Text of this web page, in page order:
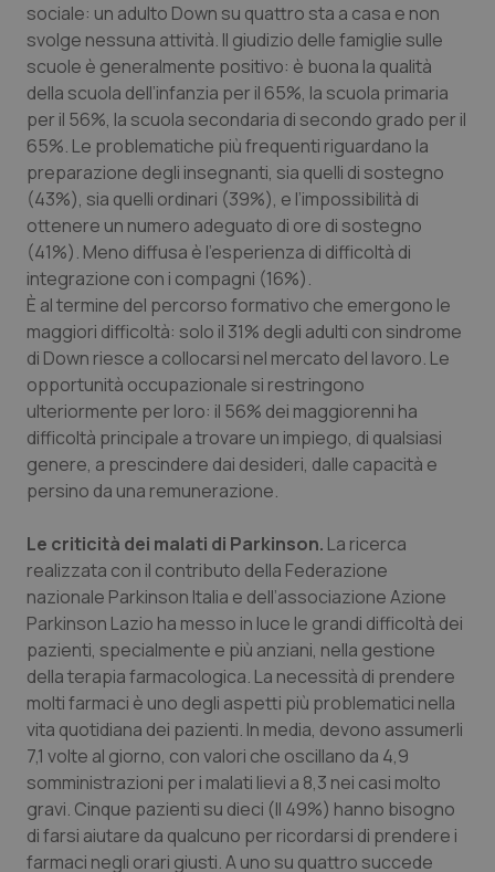
Tiroide
Tumore al seno
Tumore ovarico
Tumori del Polmone & Testa Collo
Tumori gastrointestinali
Ulcera & Reflusso
Vaccini
sociale: un adulto Down su quattro sta a casa e non
svolge nessuna attività. Il giudizio delle famiglie sulle
scuole è generalmente positivo: è buona la qualità
della scuola dell’infanzia per il 65%, la scuola primaria
per il 56%, la scuola secondaria di secondo grado per il
65%. Le problematiche più frequenti riguardano la
preparazione degli insegnanti, sia quelli di sostegno
(43%), sia quelli ordinari (39%), e l’impossibilità di
ottenere un numero adeguato di ore di sostegno
(41%). Meno diffusa è l’esperienza di difficoltà di
integrazione con i compagni (16%).
È al termine del percorso formativo che emergono le
maggiori difficoltà: solo il 31% degli adulti con sindrome
di Down riesce a collocarsi nel mercato del lavoro. Le
opportunità occupazionale si restringono
ulteriormente per loro: il 56% dei maggiorenni ha
difficoltà principale a trovare un impiego, di qualsiasi
genere, a prescindere dai desideri, dalle capacità e
persino da una remunerazione.
Le criticità dei malati di Parkinson. La ricerca
realizzata con il contributo della Federazione
nazionale Parkinson Italia e dell’associazione Azione
Parkinson Lazio ha messo in luce le grandi difficoltà dei
pazienti, specialmente e più anziani, nella gestione
della terapia farmacologica. La necessità di prendere
molti farmaci è uno degli aspetti più problematici nella
vita quotidiana dei pazienti. In media, devono assumerli
7,1 volte al giorno, con valori che oscillano da 4,9
somministrazioni per i malati lievi a 8,3 nei casi molto
gravi. Cinque pazienti su dieci (Il 49%) hanno bisogno
di farsi aiutare da qualcuno per ricordarsi di prendere i
farmaci negli orari giusti. A uno su quattro succede